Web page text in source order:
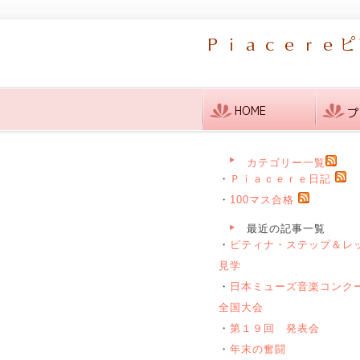
カテゴリー一覧
・ Ｐｉａｃｅｒｅ日記
・ 100マス合格
最近の記事一覧
・ ピティナ・ステップ＆レ
見学
・ 日本ミューズ音楽コンク
全国大会
・ 第１９回 発表会
・ 年末の奮闘